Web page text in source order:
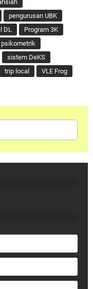
pengurusan UBK
DL
Program 3K
psikometrik
sistem DeKS
trip local
VLE Frog